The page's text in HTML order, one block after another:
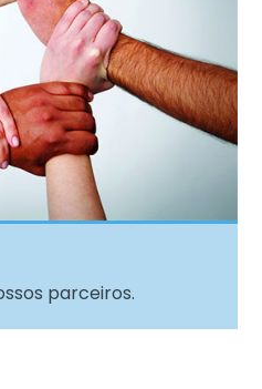
parceiros.